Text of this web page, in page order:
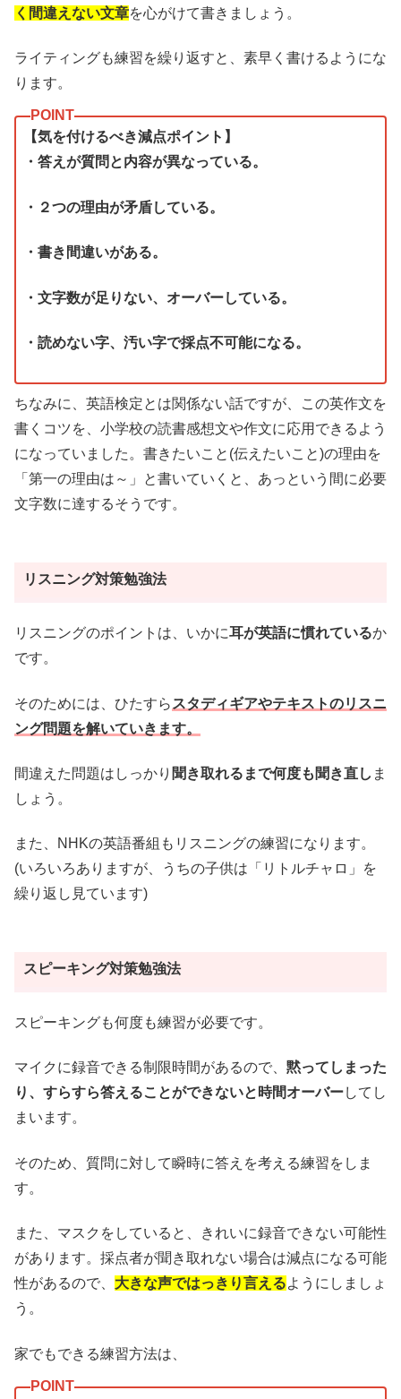
く間違えない文章を心がけて書きましょう。
ライティングも練習を繰り返すと、素早く書けるようにな
ります。
【気を付けるべき減点ポイント】
・答えが質問と内容が異なっている。
・２つの理由が矛盾している。
・書き間違いがある。
・文字数が足りない、オーバーしている。
・読めない字、汚い字で採点不可能になる。
ちなみに、英語検定とは関係ない話ですが、この英作文を
書くコツを、小学校の読書感想文や作文に応用できるよう
になっていました。書きたいこと(伝えたいこと)の理由を
「第一の理由は～」と書いていくと、あっという間に必要
文字数に達するそうです。
リスニング対策勉強法
リスニングのポイントは、いかに耳が英語に慣れているか
です。
そのためには、ひたすら スタディギアやテキストのリスニ
ング問題を解いていきます。
間違えた問題はしっかり 聞き取れるまで何度も聞き直し ま
しょう。
また、NHKの英語番組もリスニングの練習になります。
(いろいろありますが、うちの子供は「リトルチャロ」を
繰り返し見ています)
スピーキング対策勉強法
スピーキングも何度も練習が必要です。
マイクに録音できる制限時間があるので、 黙ってしまった
り、すらすら答えることができないと時間オーバーしてし
まいます。
そのため、質問に対して瞬時に答えを考える練習をしま
す。
また、マスクをしていると、きれいに録音できない可能性
があります。採点者が聞き取れない場合は減点になる可能
性があるので、 大きな声ではっきり言えるようにしましょ
う。
家でもできる練習方法は、